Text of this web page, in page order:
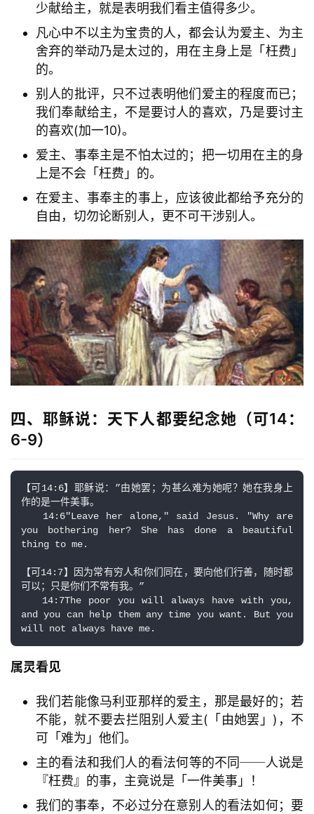
少献给主，就是表明我们看主值得多少。
凡心中不以主为宝贵的人，都会认为爱主、为主
舍弃的举动乃是太过的，用在主身上是「枉费」
的。
别人的批评，只不过表明他们爱主的程度而已；
我们奉献给主，不是要讨人的喜欢，乃是要讨主
的喜欢(加一10)。
爱主、事奉主是不怕太过的；把一切用在主的身
上是不会「枉费」的。
在爱主、事奉主的事上，应该彼此都给予充分的
自由，切勿论断别人，更不可干涉别人。
四、耶稣说：天下人都要纪念她（可14：
6-9）
【可14:6】耶稣说：”由她罢；为甚么难为她呢？她在我身上
作的是一件美事。
you bothering her? She has done a beautiful
thing to me.
【可14:7】因为常有穷人和你们同在，要向他们行善，随时都
可以；只是你们不常有我。”
and you can help them any time you want. But you
will not always have me.
属灵看见
我们若能像马利亚那样的爱主，那是最好的；若
不能，就不要去拦阻别人爱主(「由她罢」)，不
可「难为」他们。
主的看法和我们人的看法何等的不同──人说是
『枉费』的事，主竟说是「一件美事」！
我们的事奉，不必过分在意别人的看法如何；要